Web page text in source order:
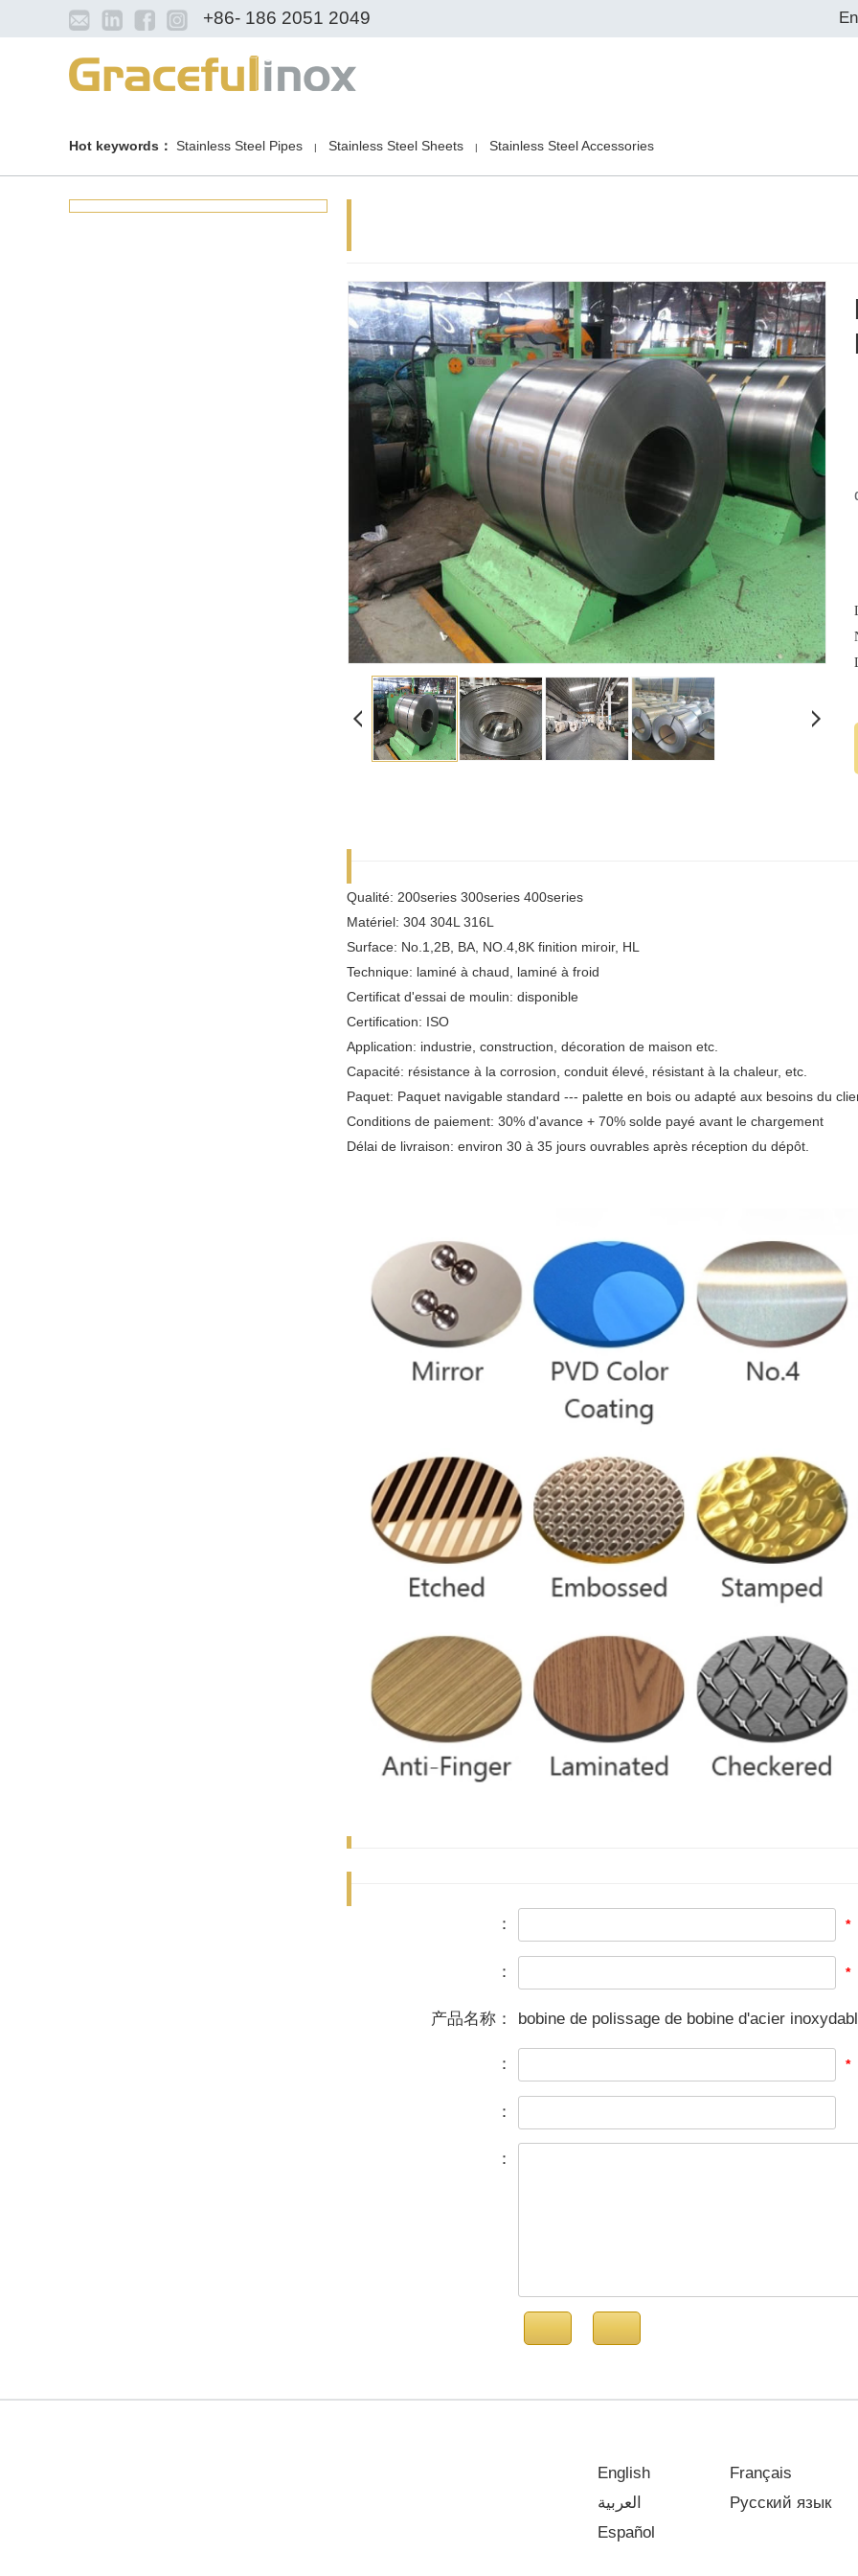
+86- 186 2051 2049
Hot keywords： Stainless Steel Pipes | Stainless Steel Sheets | Stainless Steel Accessories
Qualité: 200series 300series 400series
Matériel: 304 304L 316L
Surface: No.1,2B, BA, NO.4,8K finition miroir, HL
Technique: laminé à chaud, laminé à froid
Certificat d'essai de moulin: disponible
Certification: ISO
Application: industrie, construction, décoration de maison etc.
Capacité: résistance à la corrosion, conduit élevé, résistant à la chaleur, etc.
Paquet: Paquet navigable standard --- palette en bois ou adapté aux besoins du
Conditions de paiement: 30% d'avance + 70% solde payé avant le chargement
Délai de livraison: environ 30 à 35 jours ouvrables après réception du dépôt.
： *
： *
产品名称： bobine de polissage de bobine d'acier
： *
：
：
English
Français
العربية
Русский язык
Español